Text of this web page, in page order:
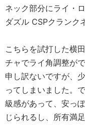
ネック部分にライ・
ダズル CSPクランク
こちらを試打した横
チャでライ角調整が
申し訳ないですが、
ってしまいました。
級感があって、安っ
じられるし、所有満